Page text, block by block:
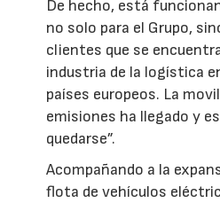
De hecho, está
no solo para el Grupo,
clientes que se
industria de la logística
países europeos. La
emisiones ha llegado y
quedarse”.
Acompañando a la
flota de vehículos